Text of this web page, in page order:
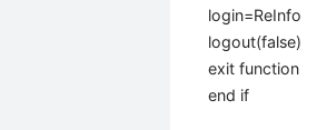
login=ReInfo
logout(false)
exit function
end if